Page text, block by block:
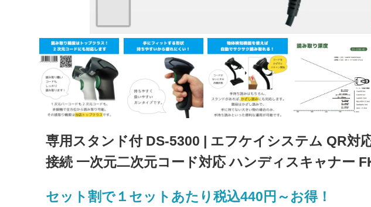
専用スタンド付 DS-5300 | エフケイシステム QR対
接続 一次元二次元コード対応 ハンディスキャナー
セット割で１セットあたり税込440円～お得！